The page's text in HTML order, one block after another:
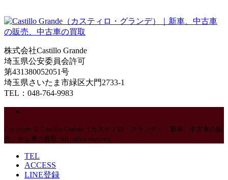
株式会社Castillo Grande
埼玉県公安委員会許可
第431380052051号
埼玉県さいたま市緑区大門2733-1
TEL：048-764-9983
Copyright © Castillo Grande（カスティロ・グランデ）｜新車、中古車の販
売、中古車の買取. All rights reserved.
TEL
ACCESS
LINE登録